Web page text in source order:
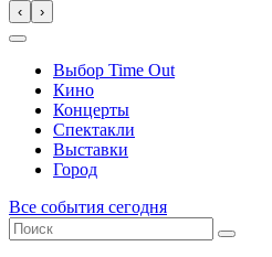
‹ ›
Выбор Time Out
Кино
Концерты
Спектакли
Выставки
Город
Все события сегодня